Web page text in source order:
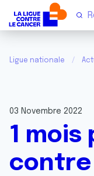
Ligue nationale
03 Novembre 2022
1
contre